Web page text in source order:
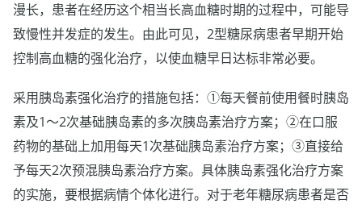
漫长，患者在经历这个相当长高血糖时期的过程中，可能导
致慢性并发症的发生。由此可见，2型糖尿病患者早期开始
控制高血糖的强化治疗，以使血糖早日达标非常必要。
采用胰岛素强化治疗的措施包括：①每天餐前使用餐时胰岛
素及1～2次基础胰岛素的多次胰岛素治疗方案；②在口服
药物的基础上加用每天1次基础胰岛素治疗方案；③直接给
予每天2次预混胰岛素治疗方案。具体胰岛素强化治疗方案
的实施，要根据病情个体化进行。对于老年糖尿病患者是否